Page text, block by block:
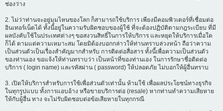
ช่องว่าง
2. ไม่ว่าท่านจะอยู่มุมไหนของโลก ก็สามารถใช้บริการ เพียงมีคอมพิวเตอร์ที่เชื่อมต่อ
อินเทอร์เน็ตได้ ทั้งนี้อยู่ในความรับผิดชอบของผู้ใช้ ที่จะต้องปฏิบัติตามกฎระเบียบ ที่มี
ผลบังคับใช้ในประเทศต่างๆ ขอสงวนสิทธิ์ในการให้บริการ และหยุดให้บริการเมื่อใด
ก็ได้ ตามแต่ความเหมาะสม โดยมิต้องบอกกล่าวให้ท่านทราบล่วงหน้า ถือว่าความ
เป็นส่วนตัวเป็นเรื่องสำคัญมากสำหรับ การติดต่อสื่อสาร ทั้งนี้เพื่อความเป็นส่วนตัว
ของท่านเอง ขอแจ้งให้ท่านทราบว่า เป็นหน้าที่ของท่านเอง ในการรักษาชื่อติดต่อ
บริการ ( login name) และรหัสผ่าน ( password) ให้ปลอดภัย ไม่บอกให้ผู้อื่นทราบ
3. เปิดให้บริการสำหรับการใช้เพื่อส่วนตัวเท่านั้น ห้ามใช้ เพื่อผลประโยชน์ทางธุรกิจ
ในทุกรูปแบบ ทั้งการแอบอ้าง หรือขายบริการต่อ (resale) หากท่านทำความเสียหาย
ให้กับผู้อื่น ทาง จะไม่รับผิดชอบต่อข้อเสียหายในทุกกรณี